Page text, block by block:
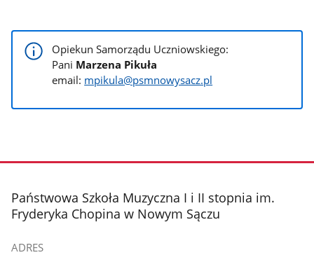
Opiekun Samorządu Uczniowskiego:
Pani Marzena Pikuła
email: mpikula@psmnowysacz.pl
stopka
Państwowa Szkoła Muzyczna I i II stopnia im.
Fryderyka Chopina w Nowym Sączu
ADRES